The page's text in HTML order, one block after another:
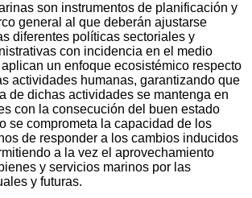
son instrumentos de planificación y
general al que deberán ajustarse
diferentes políticas sectoriales y
con incidencia en el medio
un enfoque ecosistémico respecto
actividades humanas, garantizando que
de dichas actividades se mantenga en
con la consecución del buen estado
se comprometa la capacidad de los
de responder a los cambios inducidos
a la vez el aprovechamiento
y servicios marinos por las
y futuras.